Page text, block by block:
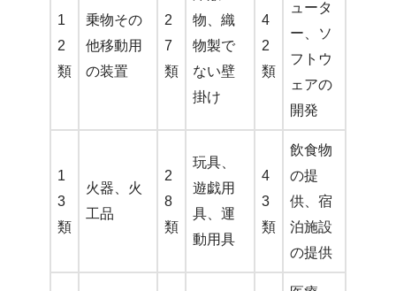
1
2
類
乗物その
他移動用
の装置
2
7
類
物、織
物製で
ない壁
掛け
4
2
類
ュータ
ー、ソ
フトウ
ェアの
開発
1
3
類
火器、火
工品
2
8
類
玩具、
遊戯用
具、運
動用具
4
3
類
飲食物
の提
供、宿
泊施設
の提供